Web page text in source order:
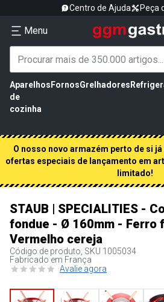
Centro de Ajuda Peça
Menu
Aparelhos
de
cozinha
FornosGrelhadores
O nosso novo armazém perto de si
ofertas especiais de lançamento em
limitado!
STAUB | SPECIALITIES -
fondue - Ø 160mm - Ferro
Vermelho cereja
Código de produto, SKU 1005034
Fabricado em França
Avalie agora